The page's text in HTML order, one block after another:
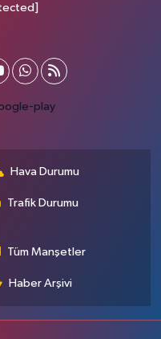
Hava Durumu
Trafik Durumu
Tüm Manşetler
Haber Arşivi